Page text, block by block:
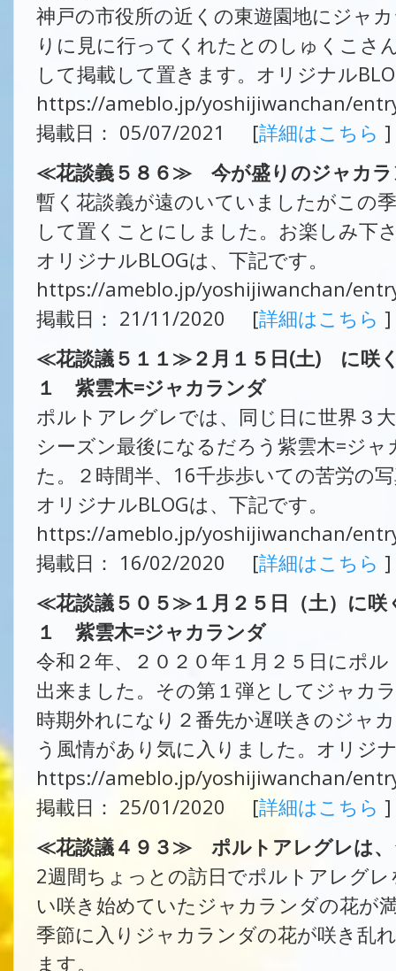
神戸の市役所の近くの東遊園地にジャ
りに見に行ってくれたとのしゅくこさ
して掲載して置きます。オリジナル
https://ameblo.jp/yoshijiwanchan/
掲載日： 05/07/2021 [詳細はこちら ]
≪花談義５８６≫ 今が盛りのジャカラ
暫く花談義が遠のいていましたがこの
して置くことにしました。お楽しみ下
オリジナルBLOGは、下記です。
https://ameblo.jp/yoshijiwanchan/
掲載日： 21/11/2020 [詳細はこちら ]
≪花談議５１１≫２月１５日(土) に咲
１ 紫雲木=ジャカランダ
ポルトアレグレでは、同じ日に世界３
シーズン最後になるだろう紫雲木=ジ
た。２時間半、16千歩歩いての苦労の
オリジナルBLOGは、下記です。
https://ameblo.jp/yoshijiwanchan/
掲載日： 16/02/2020 [詳細はこちら ]
≪花談議５０５≫１月２５日（土）に咲
１ 紫雲木=ジャカランダ
令和２年、２０２０年１月２５日にポ
出来ました。その第１弾としてジャカ
時期外れになり２番先か遅咲きのジャ
う風情があり気に入りました。オリジ
https://ameblo.jp/yoshijiwanchan/
掲載日： 25/01/2020 [詳細はこちら ]
≪花談議４９３≫ ポルトアレグレは、
2週間ちょっとの訪日でポルトアレグ
い咲き始めていたジャカランダの花が
季節に入りジャカランダの花が咲き乱
ます。